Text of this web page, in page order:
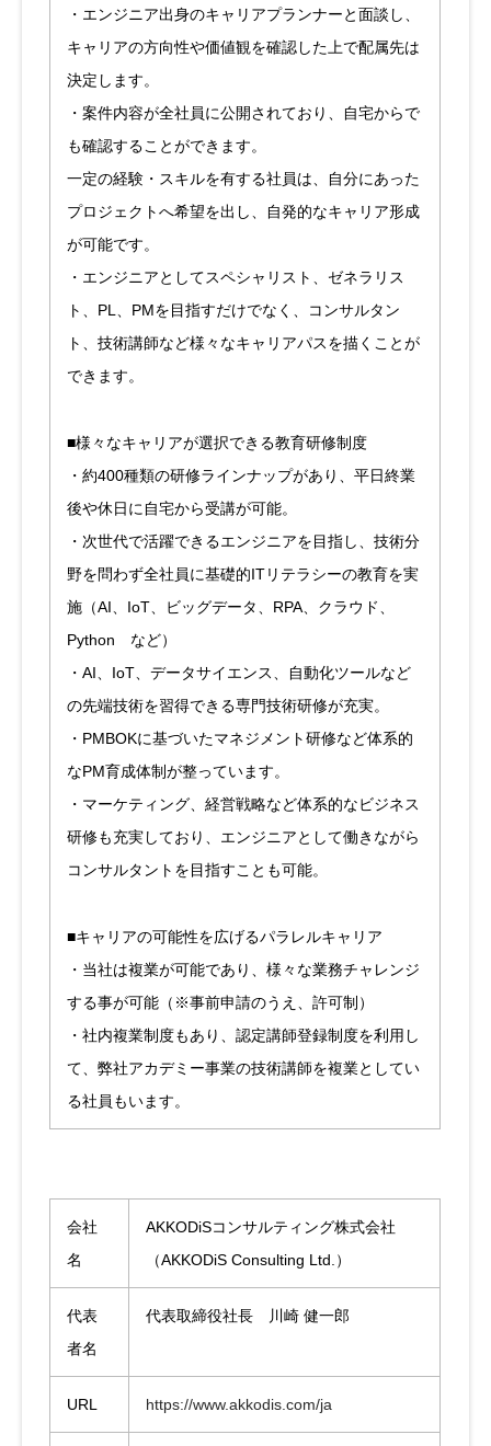
・エンジニア出身のキャリアプランナーと面談し、
キャリアの方向性や価値観を確認した上で配属先は
決定します。
・案件内容が全社員に公開されており、自宅からで
も確認することができます。
一定の経験・スキルを有する社員は、自分にあった
プロジェクトへ希望を出し、自発的なキャリア形成
が可能です。
・エンジニアとしてスペシャリスト、ゼネラリス
ト、PL、PMを目指すだけでなく、コンサルタン
ト、技術講師など様々なキャリアパスを描くことが
できます。
■様々なキャリアが選択できる教育研修制度
・約400種類の研修ラインナップがあり、平日終業
後や休日に自宅から受講が可能。
・次世代で活躍できるエンジニアを目指し、技術分
野を問わず全社員に基礎的ITリテラシーの教育を実
施（AI、IoT、ビッグデータ、RPA、クラウド、
Python など）
・AI、IoT、データサイエンス、自動化ツールなど
の先端技術を習得できる専門技術研修が充実。
・PMBOKに基づいたマネジメント研修など体系的
なPM育成体制が整っています。
・マーケティング、経営戦略など体系的なビジネス
研修も充実しており、エンジニアとして働きながら
コンサルタントを目指すことも可能。
■キャリアの可能性を広げるパラレルキャリア
・当社は複業が可能であり、様々な業務チャレンジ
する事が可能（※事前申請のうえ、許可制）
・社内複業制度もあり、認定講師登録制度を利用し
て、弊社アカデミー事業の技術講師を複業としてい
る社員もいます。
会社
名
AKKODiSコンサルティング株式会社
（AKKODiS Consulting Ltd.）
代表
者名
代表取締役社長 川崎 健一郎
URL https://www.akkodis.com/ja